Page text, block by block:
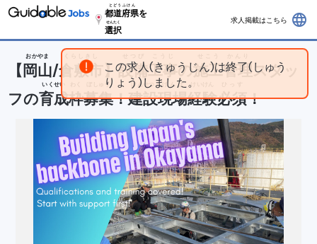
この求人(きゅうじん)は終了(しゅう
りょう)しました。
都道府県
とどうふけん
を
選択
せんたく 求人掲載はこちら language
【岡山
おかやま
/倉敷市 】設備工事の施工管理スタッ
フの育成
いくせい
枠募集
ぼしゅう
！建設
けんせつ
現場
げんば
経験
けいけん
必須！